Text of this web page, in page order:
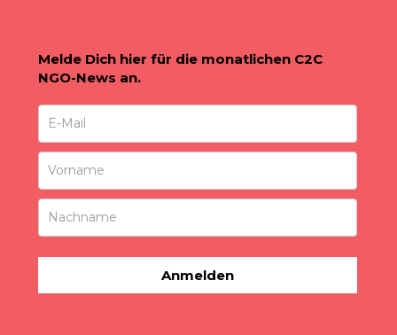
Melde Dich hier für die monatlichen C2C
NGO-News an.
Anmelden